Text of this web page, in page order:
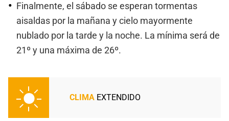
Finalmente, el sábado se esperan tormentas
aisaldas por la mañana y cielo mayormente
nublado por la tarde y la noche. La mínima será de
21º y una máxima de 26º.
CLIMA EXTENDIDO